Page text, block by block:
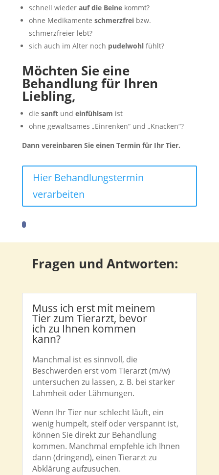
schnell wieder auf die Beinekommt?
ohne Medikamente schmerzfreibzw.
schmerzfreier lebt?
sich auch im Alter noch pudelwohlfühlt?
Möchten Sie eine
Behandlung für Ihren
Liebling,
die sanftund einfühlsam ist
ohne gewaltsames „Einrenken“ und „Knacken“?
Dann vereinbaren Sie einen Termin für Ihr Tier.
Hier Behandlungstermin
verarbeiten
Fragen und Antworten:
Muss ich erst mit meinem
Tier zum Tierarzt, bevor
ich zu Ihnen kommen
kann?
Manchmal ist es sinnvoll, die
Beschwerden erst vom Tierarzt (m/w)
untersuchen zu lassen, z. B. bei starker
Lahmheit oder Lähmungen.
Wenn Ihr Tier nur schlecht läuft, ein
wenig humpelt, steif oder verspannt ist,
können Sie direkt zur Behandlung
kommen. Manchmal empfehle ich Ihnen
dann (dringend), einen Tierarzt zu
Abklärung aufzusuchen.